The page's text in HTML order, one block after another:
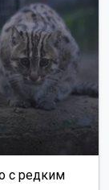
с редким